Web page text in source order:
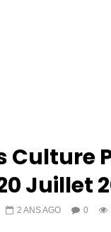
Culture
Juillet
2 ANS AGO 0